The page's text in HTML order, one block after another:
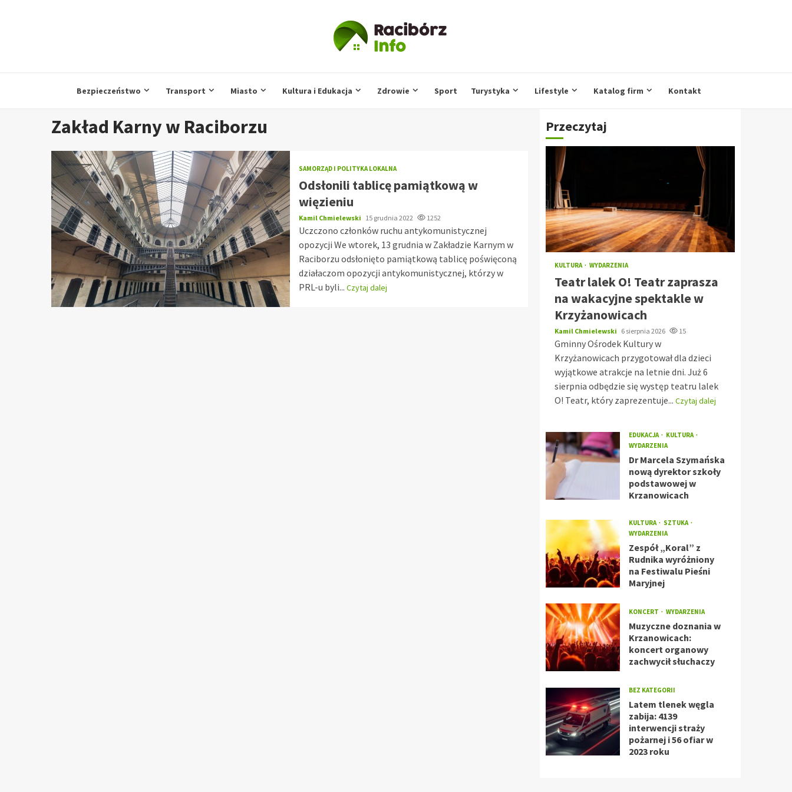
Bezpieczeństwo Transport Miasto Kultura i Edukacja Zdrowie Sport Turystyka Lifestyle Katalog firm Kontakt
Zakład Karny w Raciborzu
SAMORZĄD I POLITYKA LOKALNA
Odsłonili tablicę pamiątkową w
więzieniu
Kamil Chmielewski 15 grudnia 2022 1252
Uczczono członków ruchu antykomunistycznej
opozycji We wtorek, 13 grudnia w Zakładzie Karnym w
Raciborzu odsłonięto pamiątkową tablicę poświęconą
działaczom opozycji antykomunistycznej, którzy w
PRL-u byli... Czytaj dalej
Przeczytaj
KULTURA WYDARZENIA
Teatr lalek O! Teatr zaprasza
na wakacyjne spektakle w
Krzyżanowicach
Kamil Chmielewski 6 sierpnia 2026 15
Gminny Ośrodek Kultury w
Krzyżanowicach przygotował dla dzieci
wyjątkowe atrakcje na letnie dni. Już 6
sierpnia odbędzie się występ teatru lalek
O! Teatr, który zaprezentuje... Czytaj dalej
EDUKACJA
KULTURA
WYDARZENIA
Dr Marcela Szymańska
nową dyrektor szkoły
podstawowej w
Krzanowicach
KULTURA
SZTUKA
WYDARZENIA
Zespół „Koral” z
Rudnika wyróżniony
na Festiwalu Pieśni
Maryjnej
KONCERT WYDARZENIA
Muzyczne doznania w
Krzanowicach:
koncert organowy
zachwycił słuchaczy
BEZ KATEGORII
Latem tlenek węgla
zabija: 4139
interwencji straży
pożarnej i 56 ofiar w
2023 roku